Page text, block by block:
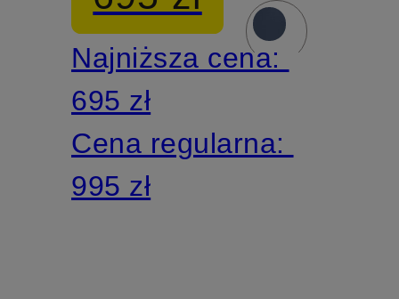
Najniższa cena:
695 zł
Cena regularna:
995 zł